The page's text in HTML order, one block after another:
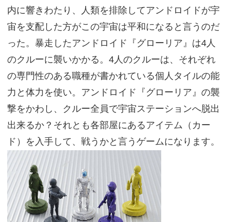
内に響きわたり、人類を排除してアンドロイドが宇
宙を支配した方がこの宇宙は平和になると言うのだ
った。暴走したアンドロイド『グローリア』は4人
のクルーに襲いかかる。4人のクルーは、それぞれ
の専門性のある職種が書かれている個人タイルの能
力と体力を使い。アンドロイド『グローリア』の襲
撃をかわし、クルー全員で宇宙ステーションへ脱出
出来るか？それとも各部屋にあるアイテム（カー
ド）を入手して、戦うかと言うゲームになります。